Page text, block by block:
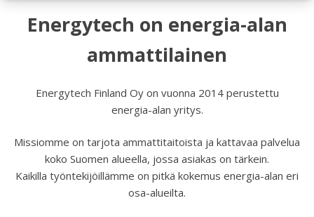
Energytech on energia-alan
ammattilainen
Energytech Finland Oy on vuonna 2014 perustettu
energia-alan yritys.
Missiomme on tarjota ammattitaitoista ja kattavaa palvelua
koko Suomen alueella, jossa asiakas on tärkein.
Kaikilla työntekijöillämme on pitkä kokemus energia-alan eri
osa-alueilta.